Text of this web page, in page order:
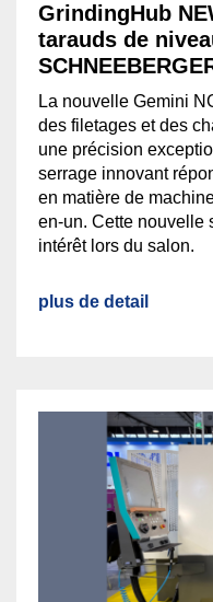
GrindingHub
tarauds de
La nouvelle Gemini
des filetages et des
une précision
serrage innovant
en matière de
en-un. Cette nouvelle
intérêt lors du salon.
plus de detail